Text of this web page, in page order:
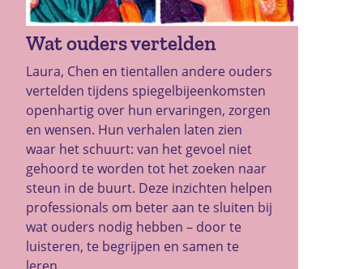
Wat ouders vertelden
Laura, Chen en tientallen andere ouders
vertelden tijdens spiegelbijeenkomsten
openhartig over hun ervaringen, zorgen
en wensen. Hun verhalen laten zien
waar het schuurt: van het gevoel niet
gehoord te worden tot het zoeken naar
steun in de buurt. Deze inzichten helpen
professionals om beter aan te sluiten bij
wat ouders nodig hebben – door te
luisteren, te begrijpen en samen te